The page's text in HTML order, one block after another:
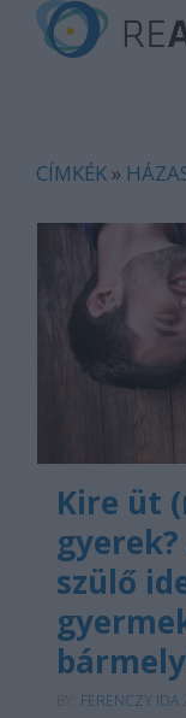
CÍMKÉK »
Kire üt
szülő
FERENCZY IDA